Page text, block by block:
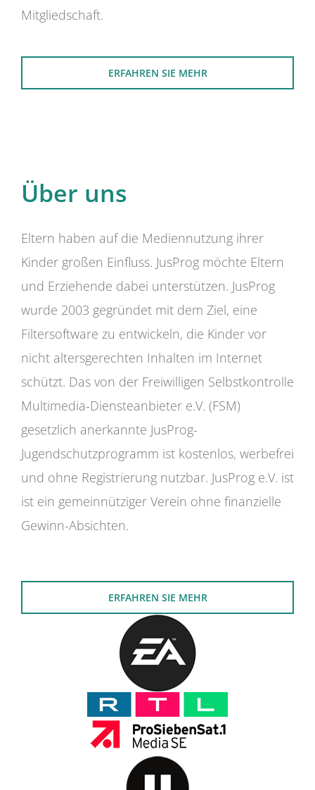
Mitgliedschaft.
ERFAHREN SIE MEHR
Über uns
Eltern haben auf die Mediennutzung ihrer
Kinder großen Einfluss. JusProg möchte Eltern
und Erziehende dabei unterstützen. JusProg
wurde 2003 gegründet mit dem Ziel, eine
Filtersoftware zu entwickeln, die Kinder vor
nicht altersgerechten Inhalten im Internet
schützt. Das von der Freiwilligen Selbstkontrolle
Multimedia-Diensteanbieter e.V. (FSM)
gesetzlich anerkannte JusProg-
Jugendschutzprogramm ist kostenlos, werbefrei
und ohne Registrierung nutzbar. JusProg e.V. ist
ist ein gemeinnütziger Verein ohne finanzielle
Gewinn-Absichten.
ERFAHREN SIE MEHR